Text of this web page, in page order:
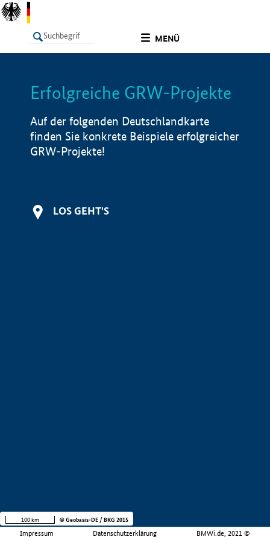
MENÜ
LISTE Info
Erfolgreiche GRW-Projekte
Auf der folgenden Deutschlandkarte
finden Sie konkrete Beispiele erfolgreicher
GRW-Projekte!
LOS GEHT'S
Impressum Datenschutzerklärung BMWi.de, 2021 ©
100 km © Geobasis-DE / BKG 2015